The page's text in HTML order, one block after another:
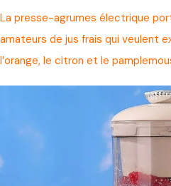
La presse-agrumes électrique
amateurs de jus frais qui veulent
l’orange, le citron et le